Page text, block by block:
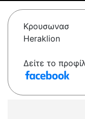
Κρουσωνασ
Heraklion
Δείτε το